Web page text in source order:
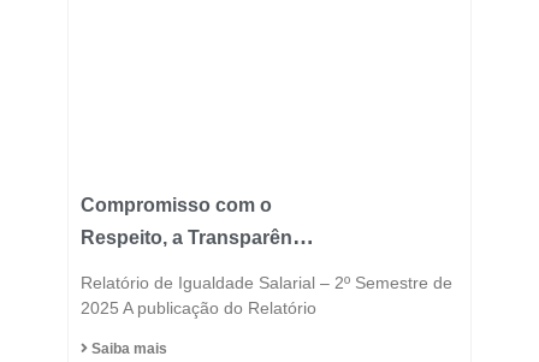
Compromisso com o
Respeito, a Transparência
DNA do Grupo Fast
Relatório de Igualdade Salarial – 2º Semestre de
2025 A publicação do Relatório
Saiba mais